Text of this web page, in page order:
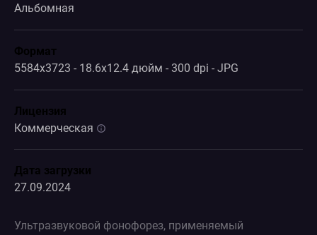
Альбомная
Формат
5584x3723 - 18.6x12.4 дюйм - 300 dpi - JPG
Лицензия
Коммерческая
Дата загрузки
27.09.2024
Ультразвуковой фонофорез, применяемый